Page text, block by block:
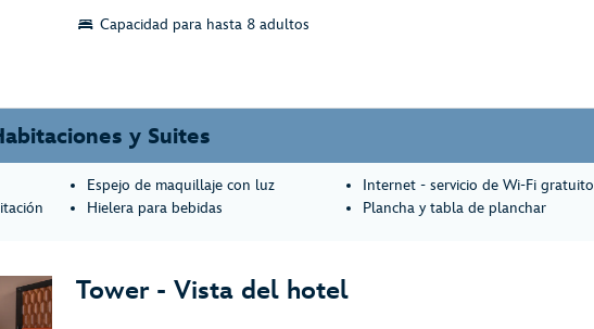
Capacidad para hasta 8 adultos
y Suites
Espejo de maquillaje con luz
Hielera para bebidas
Internet - servicio de Wi-Fi gratuito
Plancha y tabla de planchar
Tower - Vista del hotel